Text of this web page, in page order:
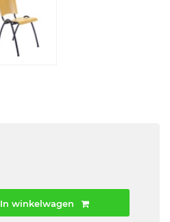
In winkelwagen